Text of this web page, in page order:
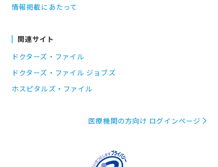
情報掲載にあたって
関連サイト
ドクターズ・ファイル
ドクターズ・ファイル ジョブズ
ホスピタルズ・ファイル
医療機関の方向け ログインページ